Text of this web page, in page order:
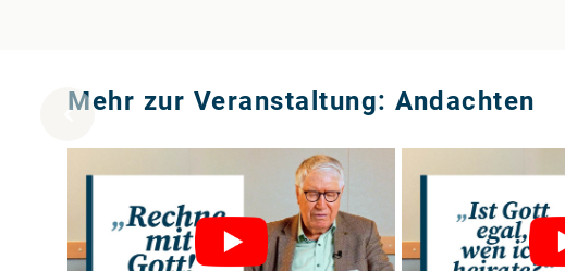
Mehr zur Veranstaltung: Andachten